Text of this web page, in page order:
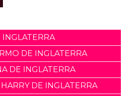
INGLATERRA
DE INGLATERRA
DE INGLATERRA
DE INGLATERRA